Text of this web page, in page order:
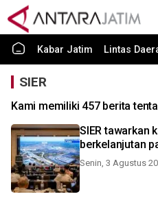
Kabar Jatim Lintas
SIER
Kami memiliki 457 berita
SIER tawarkan
berkelanjutan
Senin, 3 Agustus